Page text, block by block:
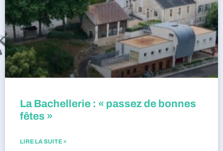
La Bachellerie : « passez de bonnes
fêtes »
LIRE LA SUITE »